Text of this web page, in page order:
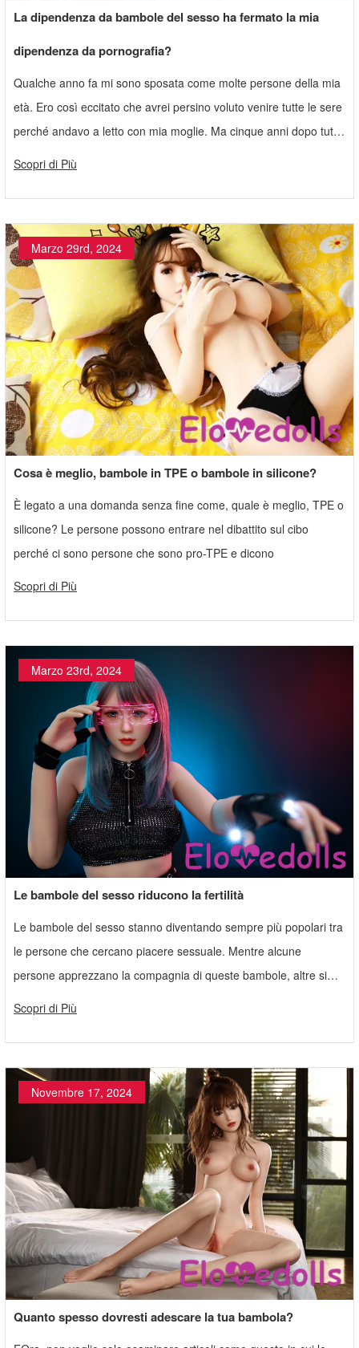
La dipendenza da bambole del sesso ha fermato la mia
dipendenza da pornografia?
Qualche anno fa mi sono sposata come molte persone della mia
età. Ero così eccitato che avrei persino voluto venire tutte le sere
perché andavo a letto con mia moglie. Ma cinque anni dopo tutto
Scopri di Più
Cosa è meglio, bambole in TPE o bambole in silicone?
È legato a una domanda senza fine come, quale è meglio, TPE o
silicone? Le persone possono entrare nel dibattito sul cibo
perché ci sono persone che sono pro-TPE e dicono
Scopri di Più
Marzo 29rd, 2024
Le bambole del sesso riducono la fertilità
Le bambole del sesso stanno diventando sempre più popolari tra
le persone che cercano piacere sessuale. Mentre alcune
persone apprezzano la compagnia di queste bambole, altre si
Scopri di Più
Marzo 23rd, 2024
Quanto spesso dovresti adescare la tua bambola?
Novembre 17, 2024